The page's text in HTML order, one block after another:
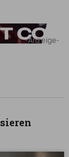
-Anzeige-